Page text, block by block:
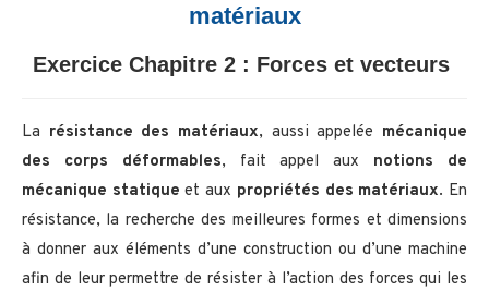
matériaux
Exercice Chapitre 2 : Forces et vecteurs
La résistance des matériaux, aussi appelée mécanique
des corps déformables, fait appel aux notions de
mécanique statique et aux propriétés des matériaux. En
résistance, la recherche des meilleures formes et dimensions
à donner aux éléments d’une construction ou d’une machine
afin de leur permettre de résister à l’action des forces qui les